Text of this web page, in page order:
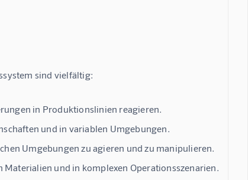
sind vielfältig:
in Produktionslinien reagieren.
und in variablen Umgebungen.
Umgebungen zu agieren und zu manipulieren.
und in komplexen Operationsszenarien.